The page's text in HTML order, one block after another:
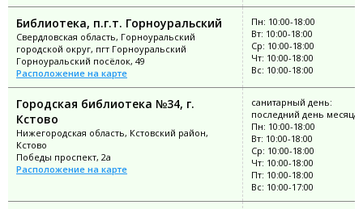
Библиотека, п.г.т. Горноуральский
Свердловская область, Горноуральский
городской округ, пгт Горноуральский
Горноуральский посёлок, 49
Расположение на карте
Пн: 10:00-18:00
Вт: 10:00-18:00
Ср: 10:00-18:00
Чт: 10:00-18:00
Вс: 10:00-18:00
Городская библиотека №34, г.
Кстово
Нижегородская область, Кстовский район,
Кстово
Победы проспект, 2а
Расположение на карте
санитарный день:
последний день месяца
Пн: 10:00-18:00
Вт: 10:00-18:00
Ср: 10:00-18:00
Чт: 10:00-18:00
Пт: 10:00-18:00
Вс: 10:00-17:00